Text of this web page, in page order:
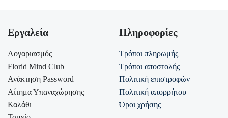
Εργαλεία
Λογαριασμός
Florid Mind Club
Ανάκτηση Password
Αίτημα Υπαναχώρησης
Καλάθι
Πληροφορίες
Τρόποι πληρωμής
Τρόποι αποστολής
Πολιτική επιστροφών
Πολιτική απορρήτου
Όροι χρήσης